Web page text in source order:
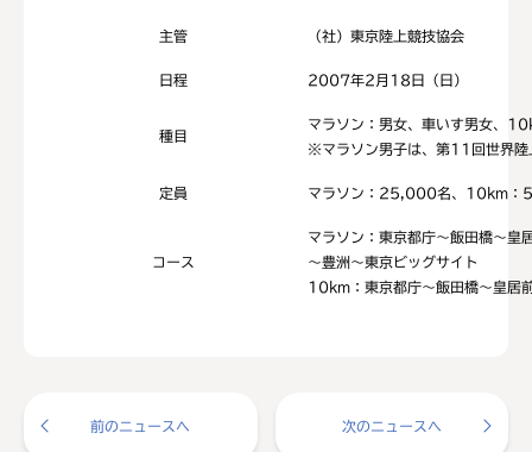
主管 （社）東京陸上競技協会
日程 2007年2月18日（日）
種目
マラソン：男女、車いす男女、
※マラソン男子は、第11回世界陸
定員 マラソン：25,000名、10km：
コース
マラソン：東京都庁～飯田橋～皇
～豊洲～東京ビッグサイト
10km：東京都庁～飯田橋～皇居
前のニュースへ 次のニュースへ